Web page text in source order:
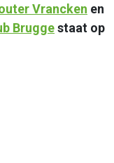
Vrancken en
Bruggestaat op